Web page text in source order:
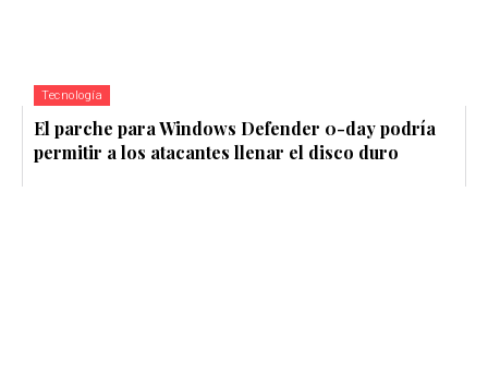
Tecnología
El parche para Windows Defender 0-day podría
permitir a los atacantes llenar el disco duro